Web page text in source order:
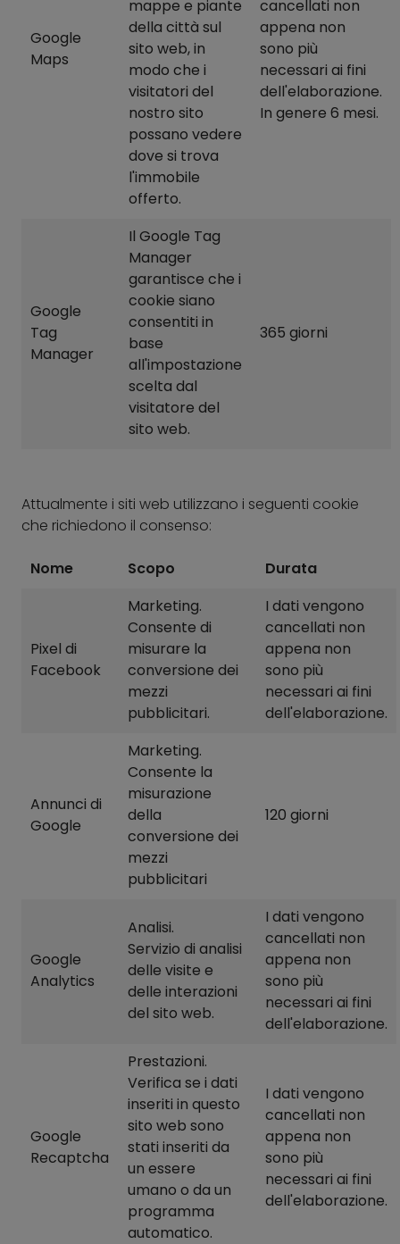
Google
Maps
mappe e piante
della città sul
sito web, in
modo che i
visitatori del
nostro sito
possano vedere
dove si trova
l'immobile
offerto.
cancellati non
appena non
sono più
necessari ai fini
dell'elaborazione.
In genere 6 mesi.
Google
Tag
Manager
Il Google Tag
Manager
garantisce che i
cookie siano
consentiti in
base
all'impostazione
scelta dal
visitatore del
sito web.
365 giorni
Attualmente i siti web utilizzano i seguenti cookie
che richiedono il consenso:
Nome Scopo Durata
Pixel di
Facebook
Marketing.
Consente di
misurare la
conversione dei
mezzi
pubblicitari.
I dati vengono
cancellati non
appena non
sono più
necessari ai fini
dell'elaborazione.
Annunci di
Google
Marketing.
Consente la
misurazione
della
conversione dei
mezzi
pubblicitari
120 giorni
Google
Analytics
Analisi.
Servizio di analisi
delle visite e
delle interazioni
del sito web.
I dati vengono
cancellati non
appena non
sono più
necessari ai fini
dell'elaborazione.
Google
Recaptcha
Prestazioni.
Verifica se i dati
inseriti in questo
sito web sono
stati inseriti da
un essere
umano o da un
programma
automatico.
I dati vengono
cancellati non
appena non
sono più
necessari ai fini
dell'elaborazione.